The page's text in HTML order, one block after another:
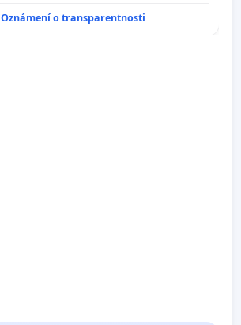
Oznámení o transparentnosti